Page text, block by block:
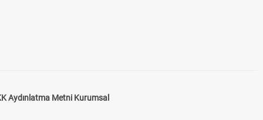
Aydınlatma Metni Kurumsal